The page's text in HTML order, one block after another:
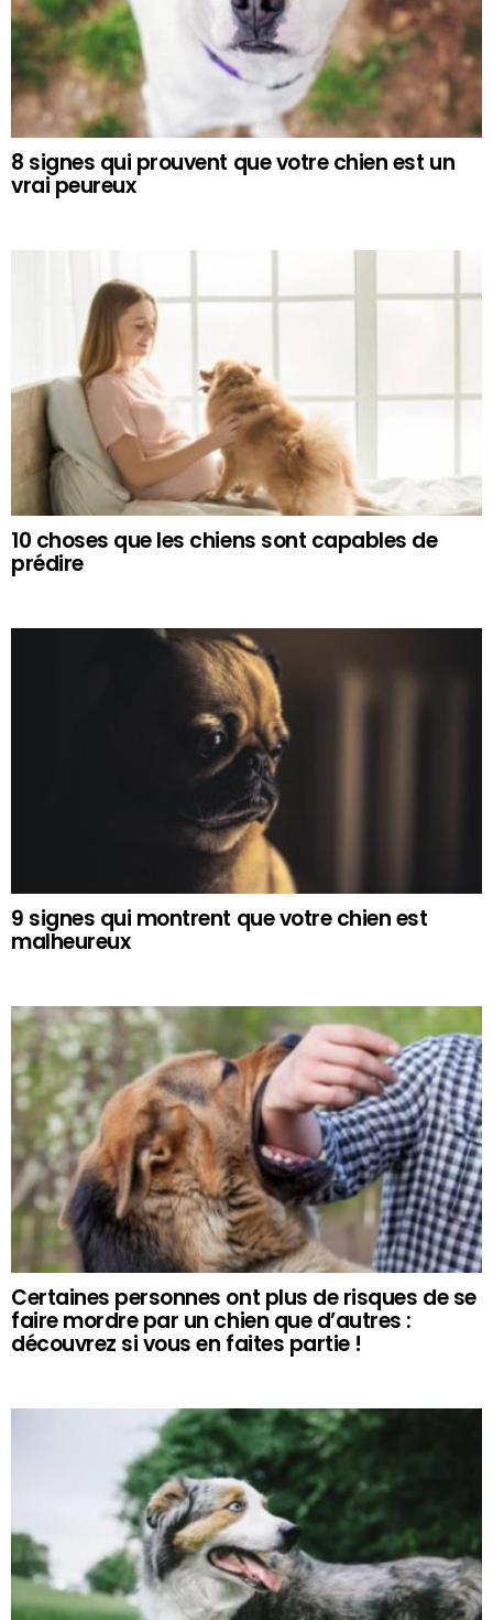
8 signes qui prouvent que votre chien est un
vrai peureux
10 choses que les chiens sont capables de
prédire
9 signes qui montrent que votre chien est
malheureux
Certaines personnes ont plus de risques de se
faire mordre par un chien que d’autres :
découvrez si vous en faites partie !